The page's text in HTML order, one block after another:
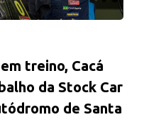
treino, Cacá
da Stock Car
de Santa